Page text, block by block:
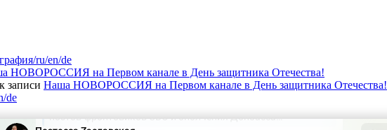
ru/en/de
НОВОРОССИЯ на Первом канале в День защитника Отечества!
к записи Наша НОВОРОССИЯ на Первом канале в День защитника Отечества!
de